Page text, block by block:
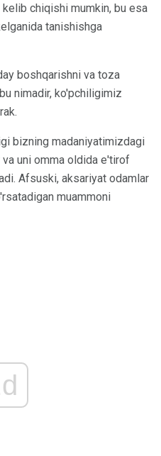
chiqishi mumkin, bu esa
tanishishga
boshqarishni va toza
nimadir, ko'pchiligimiz
bizning madaniyatimizdagi
uni omma oldida e'tirof
Afsuski, aksariyat odamlar
muammoni